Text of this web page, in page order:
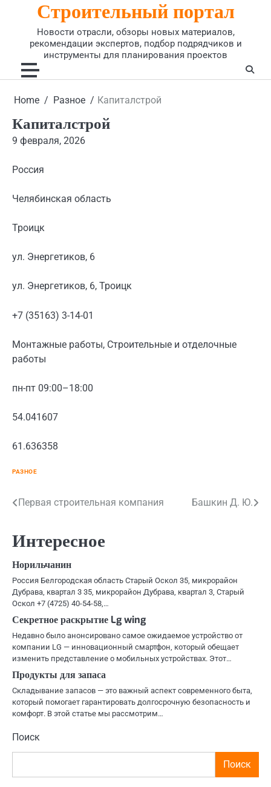
Строительный портал
Новости отрасли, обзоры новых материалов,
рекомендации экспертов, подбор подрядчиков и
инструменты для планирования проектов
Home Разное Капиталстрой
Капиталстрой
9 февраля, 2026
Россия
Челябинская область
Троицк
ул. Энергетиков, 6
ул. Энергетиков, 6, Троицк
+7 (35163) 3-14-01
Монтажные работы, Строительные и отделочные
работы
пн-пт 09:00–18:00
54.041607
61.636358
РАЗНОЕ
Навигация
записям
Первая строительная компания Башкин Д. Ю.
Интересное
Норильчанин
Россия Белгородская область Старый Оскол 35, микрорайон
Дубрава, квартал 3 35, микрорайон Дубрава, квартал 3, Старый
Оскол +7 (4725) 40-54-58,…
Секретное раскрытие Lg wing
Недавно было анонсировано самое ожидаемое устройство от
компании LG — инновационный смартфон, который обещает
изменить представление о мобильных устройствах. Этот…
Продукты для запаса
Складывание запасов — это важный аспект современного быта,
который помогает гарантировать долгосрочную безопасность и
комфорт. В этой статье мы рассмотрим…
Поиск
Поиск